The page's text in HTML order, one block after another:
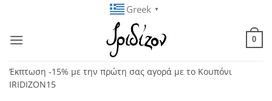
περιεχόμενο
Greek ▼
0
Έκπτωση -15% με την πρώτη σας αγορά με το Κουπόνι
IRIDIZON15